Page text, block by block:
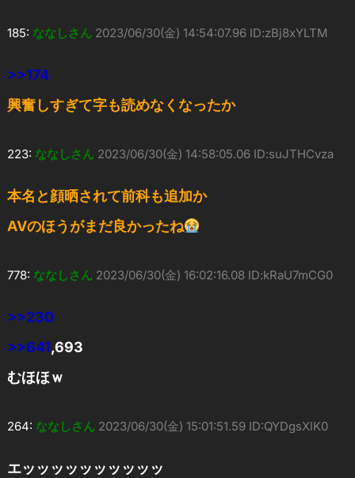
185: ななしさん 2023/06/30(金) 14:54:07.96 ID:zBj8xYLTM
>>174
興奮しすぎて字も読めなくなったか
223: ななしさん 2023/06/30(金) 14:58:05.06 ID:suJTHCvza
本名と顔晒されて前科も追加か
AVのほうがまだ良かったね
778: ななしさん 2023/06/30(金) 16:02:16.08 ID:kRaU7mCG0
>>230
>>641,693
むほほｗ
264: ななしさん 2023/06/30(金) 15:01:51.59 ID:QYDgsXlK0
エッッッッッッッッッッ